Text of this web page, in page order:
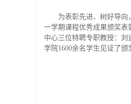
为表彰先进、树好导
一学期课程优秀成果颁奖
中心三位特聘专职教授：
学院1600余名学生见证了